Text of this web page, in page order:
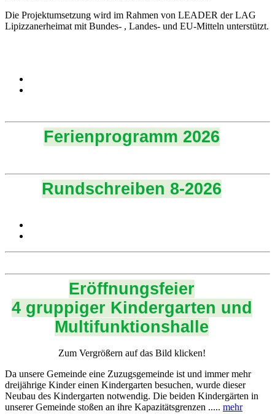
Die Projektumsetzung wird im Rahmen von LEADER der LAG
Lipizzanerheimat mit Bundes- , Landes- und EU-Mitteln unterstützt.
Ferienprogramm 2026
Rundschreiben 8-2026
Eröffnungsfeier
4 gruppiger Kindergarten und
Multifunktionshalle
Zum Vergrößern auf das Bild klicken!
Da unsere Gemeinde eine Zuzugsgemeinde ist und immer mehr
dreijährige Kinder einen Kindergarten besuchen, wurde dieser
Neubau des Kindergarten notwendig. Die beiden Kindergärten in
unserer Gemeinde stoßen an ihre Kapazitätsgrenzen ..... mehr